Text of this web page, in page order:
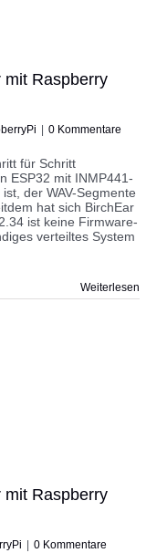
mit Raspberry
0 Kommentare
für Schritt
ESP32 mit INMP441-
der WAV-Segmente
hat sich BirchEar
ist keine Firmware-
verteiltes System
Weiterlesen
mit Raspberry
0 Kommentare